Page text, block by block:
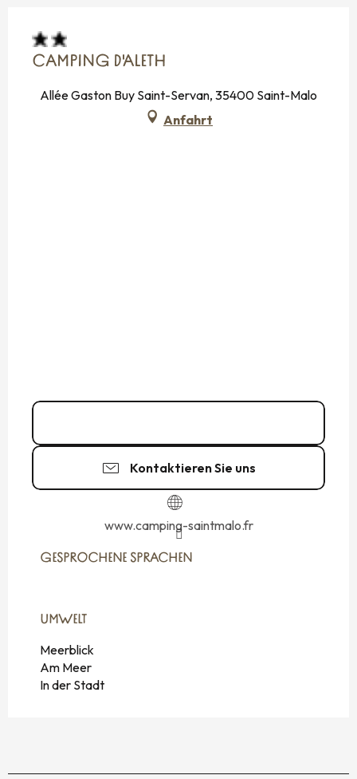
CAMPING D'ALETH
Allée Gaston Buy Saint-Servan, 35400 Saint-Malo
Anfahrt
Kontaktieren Sie uns
www.camping-saintmalo.fr
GESPROCHENE SPRACHEN
GESPROCHENE SPRACHEN
UMWELT
UMWELT
Meerblick
Am Meer
In der Stadt